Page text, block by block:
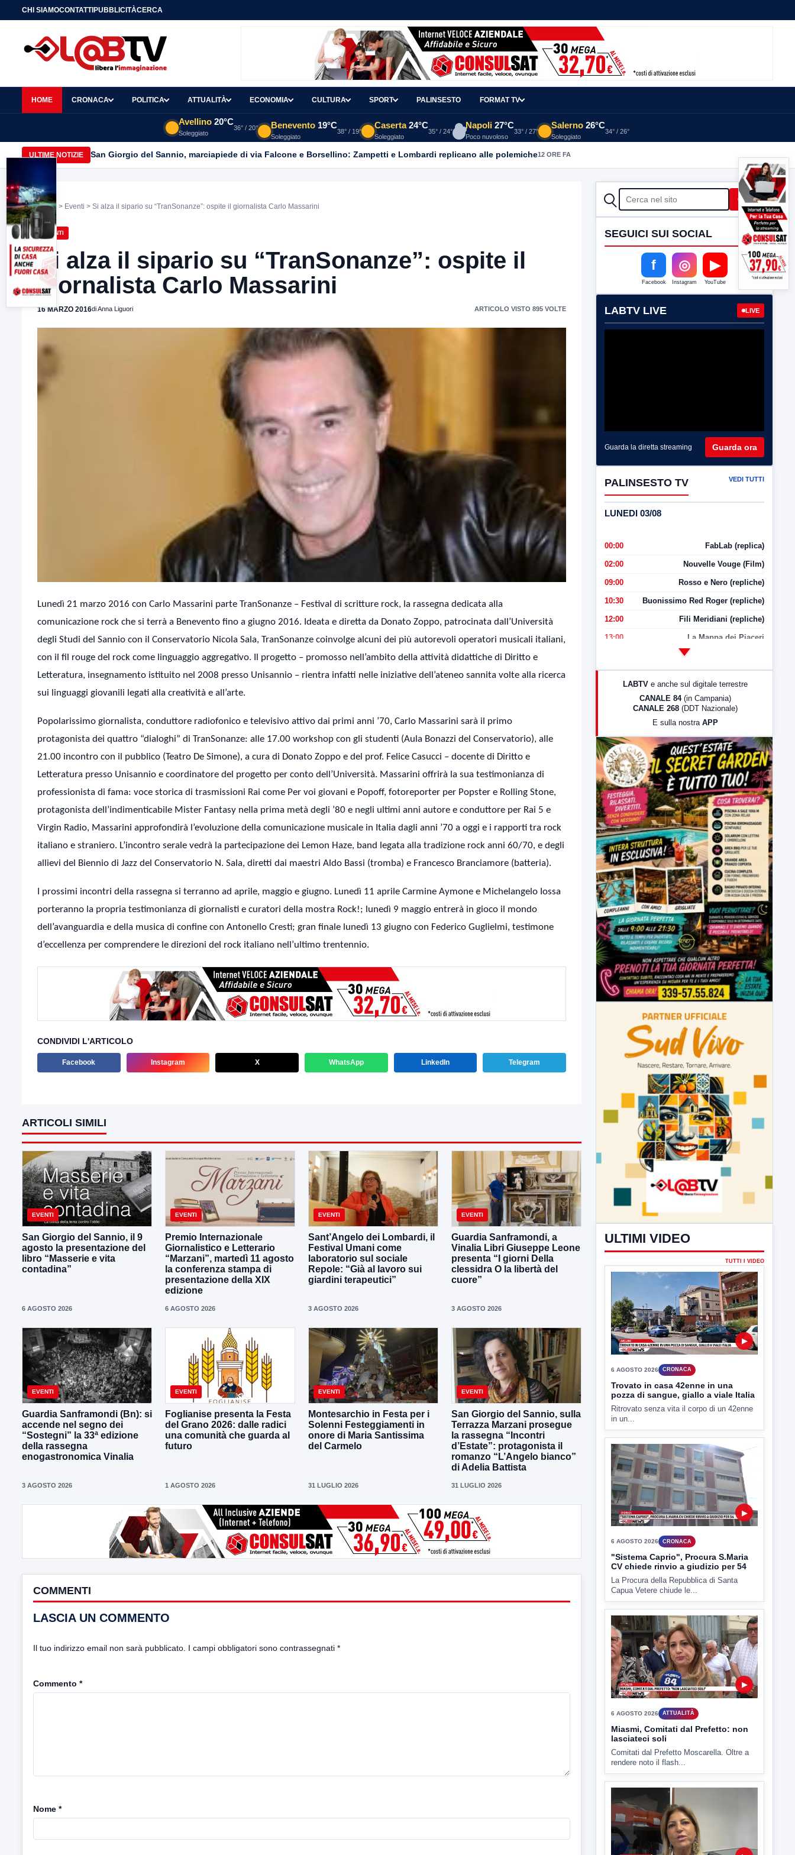
CHI SIAMOCONTATTIPUBBLICITÀCERCA
HOME CRONACA POLITICA ATTUALITÀ ECONOMIA CULTURA SPORT PALINSESTO FORMAT TV
Avellino 20°C
Soleggiato
36° / 20° Benevento 19°C
Soleggiato
38° / 19°
Caserta 24°C
Soleggiato
35° / 24°
Napoli 27°C
Poco nuvoloso
33° / 27°
Salerno 26°C
Soleggiato
34° / 26°
ULTIME NOTIZIE San Giorgio del Sannio, marciapiede di via Falcone e Borsellino: Zampetti e Lombardi replicano alle polemiche12 ORE FA
Home > Eventi > Si alza il sipario su “TranSonanze”: ospite il giornalista Carlo Massarini
EVENTI
Si alza il sipario su “TranSonanze”: ospite il
giornalista Carlo Massarini
16 MARZO 2016di Anna Liguori ARTICOLO VISTO 895 VOLTE
Lunedì 21 marzo 2016 con Carlo Massarini parte TranSonanze – Festival di scritture rock, la rassegna dedicata alla
comunicazione rock che si terrà a Benevento fino a giugno 2016. Ideata e diretta da Donato Zoppo, patrocinata dall’Università
degli Studi del Sannio con il Conservatorio Nicola Sala, TranSonanze coinvolge alcuni dei più autorevoli operatori musicali italiani,
con il fil rouge del rock come linguaggio aggregativo. Il progetto – promosso nell’ambito della attività didattiche di Diritto e
Letteratura, insegnamento istituito nel 2008 presso Unisannio – rientra infatti nelle iniziative dell’ateneo sannita volte alla ricerca
sui linguaggi giovanili legati alla creatività e all’arte.
Popolarissimo giornalista, conduttore radiofonico e televisivo attivo dai primi anni ’70, Carlo Massarini sarà il primo
protagonista dei quattro “dialoghi” di TranSonanze: alle 17.00 workshop con gli studenti (Aula Bonazzi del Conservatorio), alle
21.00 incontro con il pubblico (Teatro De Simone), a cura di Donato Zoppo e del prof. Felice Casucci – docente di Diritto e
Letteratura presso Unisannio e coordinatore del progetto per conto dell’Università. Massarini offrirà la sua testimonianza di
professionista di fama: voce storica di trasmissioni Rai come Per voi giovani e Popoff, fotoreporter per Popster e Rolling Stone,
protagonista dell’indimenticabile Mister Fantasy nella prima metà degli ’80 e negli ultimi anni autore e conduttore per Rai 5 e
Virgin Radio, Massarini approfondirà l’evoluzione della comunicazione musicale in Italia dagli anni ’70 a oggi e i rapporti tra rock
italiano e straniero. L’incontro serale vedrà la partecipazione dei Lemon Haze, band legata alla tradizione rock anni 60/70, e degli
allievi del Biennio di Jazz del Conservatorio N. Sala, diretti dai maestri Aldo Bassi (tromba) e Francesco Branciamore (batteria).
I prossimi incontri della rassegna si terranno ad aprile, maggio e giugno. Lunedì 11 aprile Carmine Aymone e Michelangelo Iossa
porteranno la propria testimonianza di giornalisti e curatori della mostra Rock!; lunedì 9 maggio entrerà in gioco il mondo
dell’avanguardia e della musica di confine con Antonello Cresti; gran finale lunedì 13 giugno con Federico Guglielmi, testimone
d’eccellenza per comprendere le direzioni del rock italiano nell’ultimo trentennio.
CONDIVIDI L'ARTICOLO
Facebook Instagram X WhatsApp LinkedIn Telegram
ARTICOLI SIMILI
EVENTI
San Giorgio del Sannio, il 9
agosto la presentazione del
libro “Masserie e vita
contadina”
6 AGOSTO 2026
EVENTI
Premio Internazionale
Giornalistico e Letterario
“Marzani”, martedì 11 agosto
la conferenza stampa di
presentazione della XIX
edizione
6 AGOSTO 2026
EVENTI
Sant’Angelo dei Lombardi, il
Festival Umani come
laboratorio sul sociale
Repole: “Già al lavoro sui
giardini terapeutici”
3 AGOSTO 2026
EVENTI
Guardia Sanframondi, a
Vinalia Libri Giuseppe Leone
presenta “I giorni Della
clessidra O la libertà del
cuore”
3 AGOSTO 2026
EVENTI
Guardia Sanframondi (Bn): si
accende nel segno dei
“Sostegni” la 33ª edizione
della rassegna
enogastronomica Vinalia
3 AGOSTO 2026
EVENTI
Foglianise presenta la Festa
del Grano 2026: dalle radici
una comunità che guarda al
futuro
1 AGOSTO 2026
EVENTI
Montesarchio in Festa per i
Solenni Festeggiamenti in
onore di Maria Santissima
del Carmelo
31 LUGLIO 2026
EVENTI
San Giorgio del Sannio, sulla
Terrazza Marzani prosegue
la rassegna “Incontri
d’Estate”: protagonista il
romanzo “L’Angelo bianco”
di Adelia Battista
31 LUGLIO 2026
COMMENTI
LASCIA UN COMMENTO
Il tuo indirizzo email non sarà pubblicato. I campi obbligatori sono contrassegnati *
Commento *
Nome *
CERCA Cerca
SEGUICI SUI SOCIAL
f
Facebook
◎
Instagram
▶
YouTube
LABTV LIVE LIVE
Guarda la diretta streaming Guarda ora
PALINSESTO TV VEDI TUTTI
LUNEDI 03/08
00:00 FabLab (replica)
02:00 Nouvelle Vouge (Film)
09:00 Rosso e Nero (repliche)
10:30 Buonissimo Red Roger (repliche)
12:00 Fili Meridiani (repliche)
13:00 La Mappa dei Piaceri
LabNews (Diretta)
23:00 LabNews (replica)
LABTV e anche sul digitale terrestre
CANALE 84 (in Campania)
CANALE 268 (DDT Nazionale)
E sulla nostra APP
ULTIMI VIDEO
▶
Trovato in casa 42enne in una
pozza di sangue, giallo a viale Italia
Ritrovato senza vita il corpo di un 42enne
in un...
6 AGOSTO 2026
"Sistema Caprio", Procura S.Maria
CV chiede rinvio a giudizio per 54
La Procura della Repubblica di Santa
Capua Vetere chiude le...
6 AGOSTO 2026 ATTUALITÀ
Miasmi, Comitati dal Prefetto: non
lasciateci soli
Comitati dal Prefetto Moscarella. Oltre a
rendere noto il flash...
Tirata del Carro ancora in forse,
D'Ambrosio: continuiamo a lavorare
L'assessore comunale alla Cultura di
Mirabella Eclano, Raffaella Rita